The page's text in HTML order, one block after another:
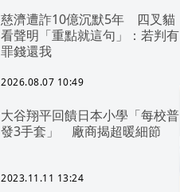
慈濟遭詐10億沉默5年 四叉貓
看聲明「重點就這句」：若判有
罪錢還我
2026.08.07 10:49
大谷翔平回饋日本小學「每校普
發3手套」 廠商揭超暖細節
2023.11.11 13:24